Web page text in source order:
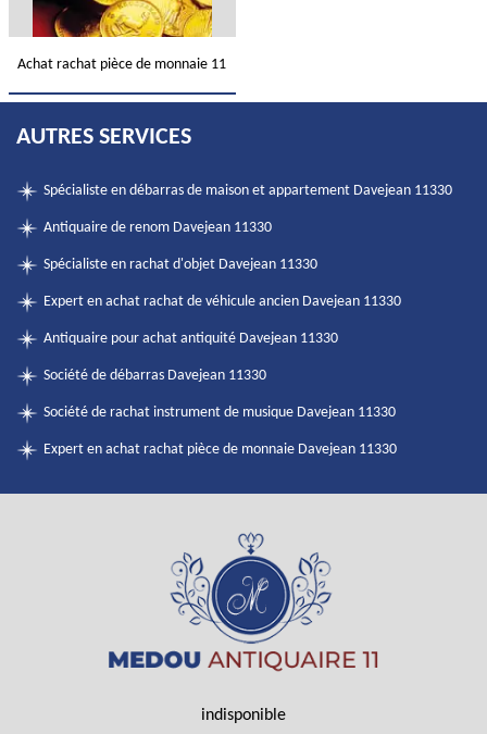
Achat rachat pièce de monnaie 11
AUTRES SERVICES
Spécialiste en débarras de maison et appartement Davejean 11330
Antiquaire de renom Davejean 11330
Spécialiste en rachat d'objet Davejean 11330
Expert en achat rachat de véhicule ancien Davejean 11330
Antiquaire pour achat antiquité Davejean 11330
Société de débarras Davejean 11330
Société de rachat instrument de musique Davejean 11330
Expert en achat rachat pièce de monnaie Davejean 11330
indisponible